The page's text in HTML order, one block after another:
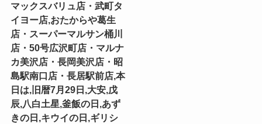
マックスバリュ店・武町タ
イヨー店,おたからや葛生
店・スーパーマルサン桶川
店・50号広沢町店・マルナ
カ美沢店・長岡美沢店・昭
島駅南口店・長居駅前店,本
日は,旧暦7月29日,大安,戊
辰,八白土星,釜飯の日,あず
きの日,キウイの日,ギリシ